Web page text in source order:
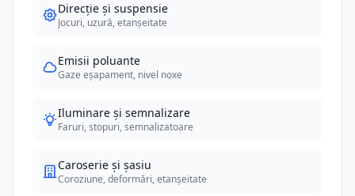
Direcție și suspensie
Jocuri, uzură, etanșeitate
Emisii poluante
Gaze eșapament, nivel noxe
Iluminare și semnalizare
Faruri, stopuri, semnalizatoare
Caroserie și șasiu
Coroziune, deformări, etanșeitate